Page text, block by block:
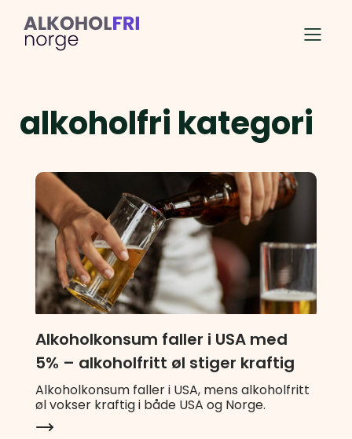
alkoholfri kategori
Alkoholkonsum faller i USA med
5% – alkoholfritt øl stiger kraftig
Alkoholkonsum faller i USA, mens alkoholfritt
øl vokser kraftig i både USA og Norge.